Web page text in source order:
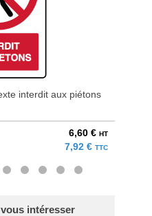
interdit aux piétons
6,60 € HT
7,92 € TTC
intéresser